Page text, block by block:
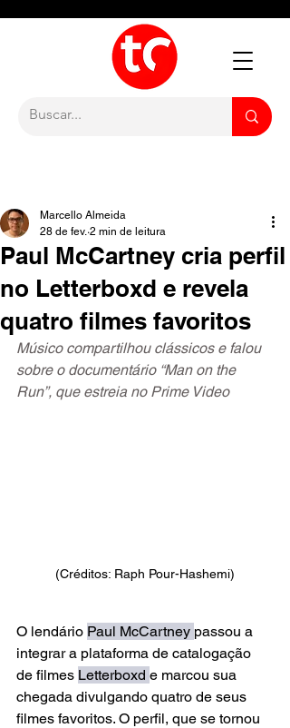
Paul McCartney cria perfil
no Letterboxd e revela
quatro filmes favoritos
Marcello Almeida
28 de fev. 2 min de leitura
Músico compartilhou clássicos e falou
sobre o documentário “Man on the
Run”, que estreia no Prime Video
(Créditos: Raph Pour-Hashemi)
O lendário Paul McCartney passou a
integrar a plataforma de catalogação
de filmes Letterboxd e marcou sua
chegada divulgando quatro de seus
filmes favoritos. O perfil, que se tornou